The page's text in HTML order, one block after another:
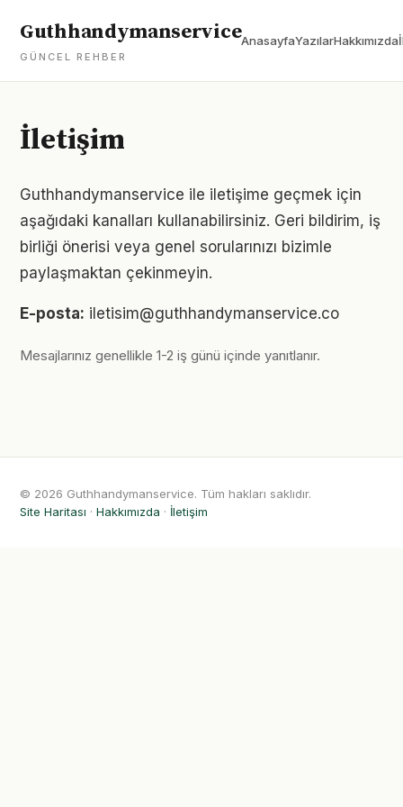
Guthhandymanservice
GÜNCEL REHBER
AnasayfaYazılarHakkımızda
İletişim
Guthhandymanservice ile iletişime geçmek için
aşağıdaki kanalları kullanabilirsiniz. Geri bildirim, iş
birliği önerisi veya genel sorularınızı bizimle
paylaşmaktan çekinmeyin.
E-posta: iletisim@guthhandymanservice.co
Mesajlarınız genellikle 1-2 iş günü içinde yanıtlanır.
© 2026 Guthhandymanservice. Tüm hakları saklıdır.
Site Haritası · Hakkımızda · İletişim